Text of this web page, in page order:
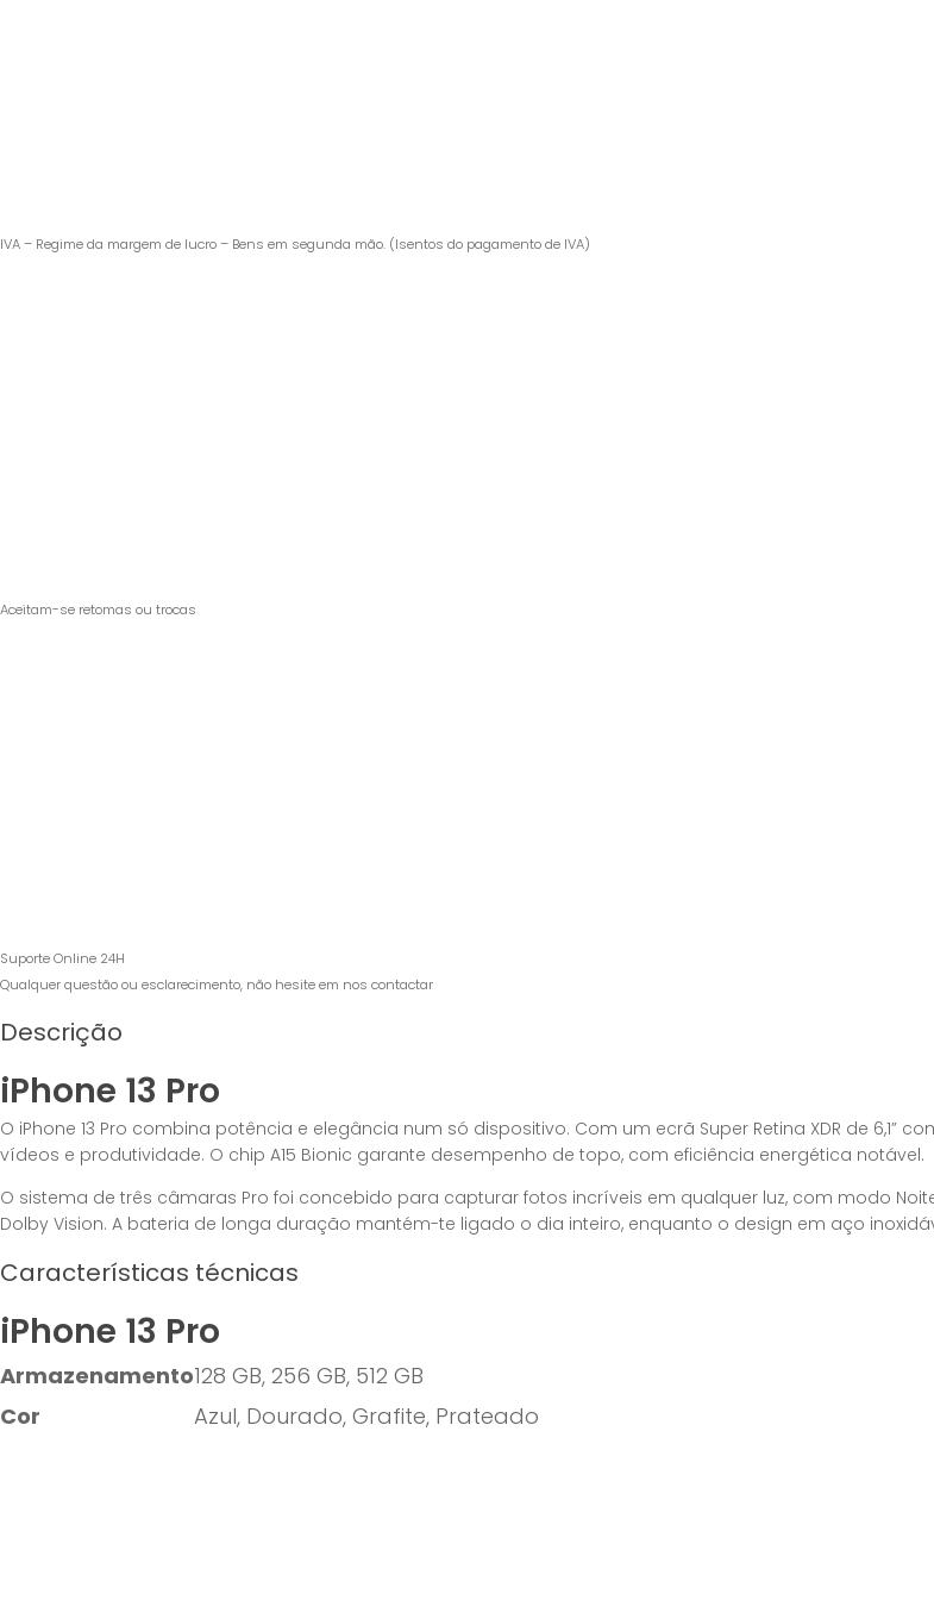
IVA – Regime da margem de lucro – Bens em segunda mão. (Isentos do pagamento de IVA)
Aceitam-se retomas ou trocas
Suporte Online 24H
Qualquer questão ou esclarecimento, não hesite em nos contactar
Descrição
iPhone 13 Pro
O iPhone 13 Pro combina potência e elegância num só dispositivo. Com um ecrã Super Retina XDR de 6,1”
vídeos e produtividade. O chip A15 Bionic garante desempenho de topo, com eficiência energética notável.
O sistema de três câmaras Pro foi concebido para capturar fotos incríveis em qualquer luz, com modo
Dolby Vision. A bateria de longa duração mantém-te ligado o dia inteiro, enquanto o design em aço
Características técnicas
iPhone 13 Pro
Armazenamento128 GB, 256 GB, 512 GB
Cor
Azul, Dourado, Grafite, Prateado